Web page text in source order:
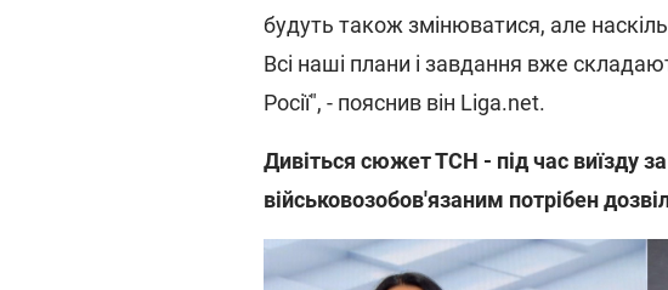
будуть також змінюватися, але
Всі наші плани і завдання вже
Росії", - пояснив він Liga.net.
Дивіться сюжет ТСН - під час виїзду
військовозобов'язаним потрібен